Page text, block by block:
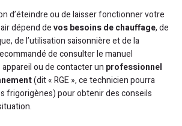
d’éteindre ou de laisser fonctionner votre
dépend devos besoins de chauffage, de
de l’utilisation saisonnière et de la
de consulter le manuel
ou de contacter un professionnel
(dit « RGE », ce technicien pourra
frigorigènes) pour obtenir des conseils